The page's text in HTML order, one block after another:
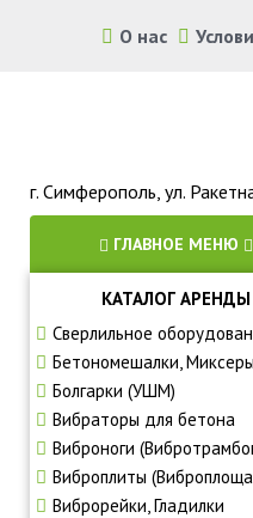
О нас
г. Симферополь, ул.
ГЛАВНОЕ МЕНЮ
КАТАЛОГ АРЕНДЫ
Сверлильное
Бетономешалки, Миксеры
Болгарки (УШМ)
Вибраторы для бетона
Виброноги
Виброплиты
Виброрейки, Гладилки